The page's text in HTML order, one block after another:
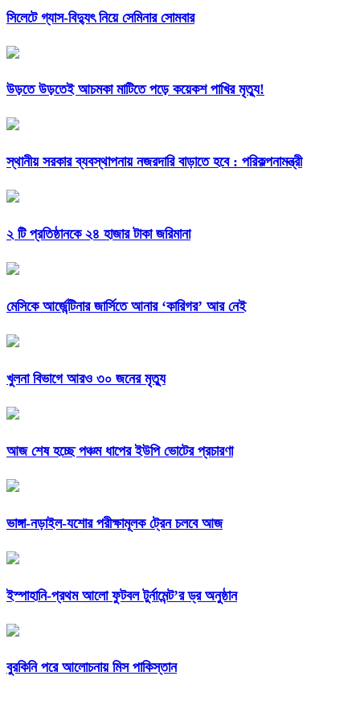
সিলেটে গ্যাস-বিদ্যুৎ নিয়ে সেমিনার সোমবার
উড়তে উড়তেই আচমকা মাটিতে পড়ে কয়েকশ পাখির মৃত্যু!
স্থানীয় সরকার ব্যবস্থাপনায় নজরদারি বাড়াতে হবে : পরিকল্পনামন্ত্রী
২ টি প্রতিষ্ঠানকে ২৪ হাজার টাকা জরিমানা
মেসিকে আর্জেন্টিনার জার্সিতে আনার ‘কারিগর’ আর নেই
খুলনা বিভাগে আরও ৩০ জনের মৃত্যু
আজ শেষ হচ্ছে পঞ্চম ধাপের ইউপি ভোটের প্রচারণা
ভাঙ্গা-নড়াইল-যশোর পরীক্ষামূলক ট্রেন চলবে আজ
ইস্পাহানি-প্রথম আলো ফুটবল টুর্নামেন্ট’র ড্র অনুষ্ঠান
বুরকিনি পরে আলোচনায় মিস পাকিস্তান